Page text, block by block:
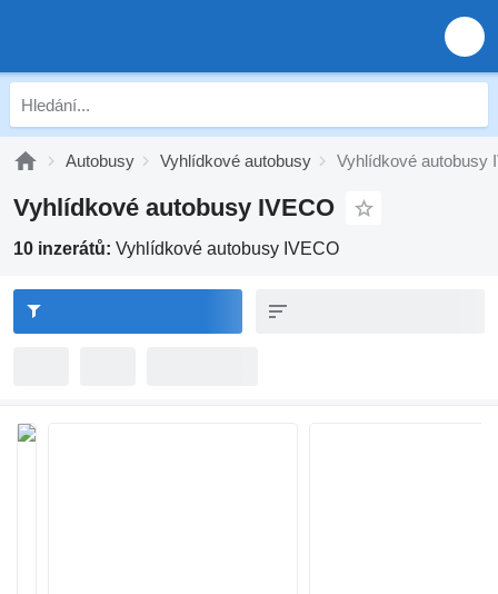
Autobusy Vyhlídkové autobusy Vyhlídkové autobusy
Vyhlídkové autobusy IVECO
10 inzerátů: Vyhlídkové autobusy IVECO